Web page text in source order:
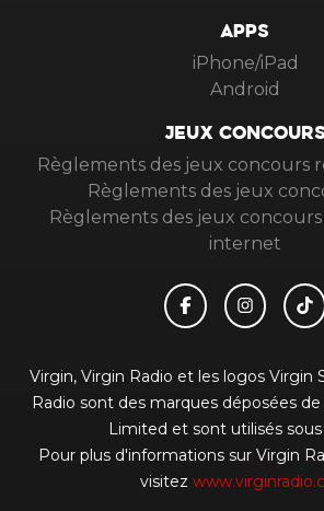
APPS
iPhone/iPad
Android
JEUX CONCOURS
Règlements des jeux concours
Règlements des jeux
Règlements des jeux
internet
Virgin, Virgin Radio et les logos Virgin
Radio sont des marques déposées
Limited et sont utilisés sous
Pour plus d'informations sur Virgin
visitez